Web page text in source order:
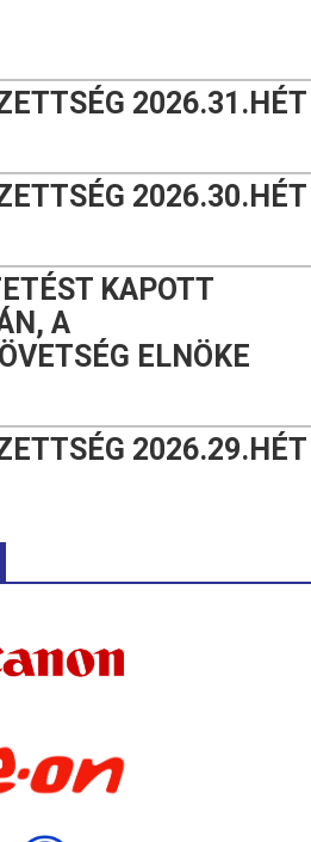
2026.31.HÉT
2026.30.HÉT
KAPOTT
A
ELNÖKE
2026.29.HÉT